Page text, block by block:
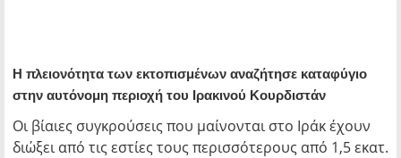
Η πλειονότητα των εκτοπισμένων αναζήτησε καταφύγιο
στην αυτόνομη περιοχή του Ιρακινού Κουρδιστάν
Οι βίαιες συγκρούσεις που μαίνονται στο Ιράκ έχουν
διώξει από τις εστίες τους περισσότερους από 1,5 εκατ.